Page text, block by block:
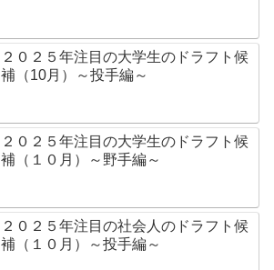
２０２５年注目の大学生のドラフト候
補（10月）～投手編～
２０２５年注目の大学生のドラフト候
補（１０月）～野手編～
２０２５年注目の社会人のドラフト候
補（１０月）～投手編～